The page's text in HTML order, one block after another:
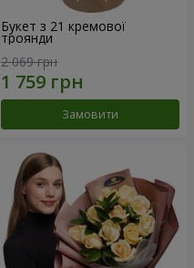
Букет з 21 кремової
троянди
2 069 грн
Замовити